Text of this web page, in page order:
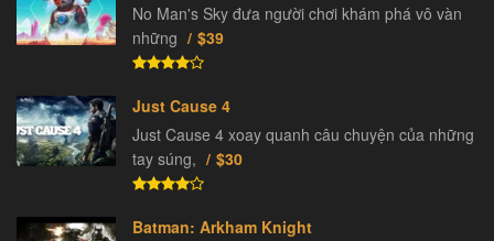
No Man's Sky đưa người chơi khám phá vô vàn
những
$39
Just Cause 4
Just Cause 4 xoay quanh câu chuyện của những
tay súng,
$30
Batman: Arkham Knight